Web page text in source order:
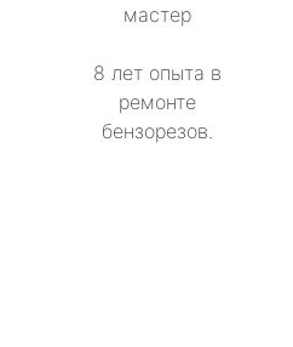
мастер
8 лет опыта в
ремонте
бензорезов.